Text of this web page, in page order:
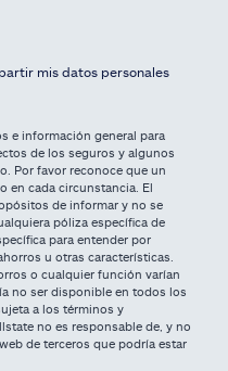
mis datos personales
e información general para
de los seguros y algunos
Por favor reconoce que un
en cada circunstancia. El
de informar y no se
póliza específica de
para entender por
u otras características.
o cualquier función varían
no ser disponible en todos los
a los términos y
no es responsable de, y no
de terceros que podría estar